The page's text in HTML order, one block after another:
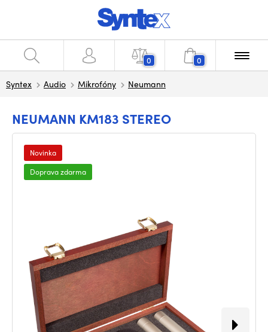
0 0
Syntex Audio Mikrofóny Neumann
NEUMANN KM183 STEREO
Novinka
Doprava zdarma